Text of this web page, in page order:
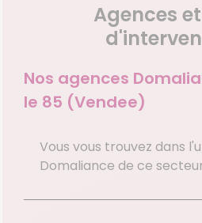
Agences
Nos agences
le 85 (Vendee)
Vous vous trouvez dans
Domaliance de ce